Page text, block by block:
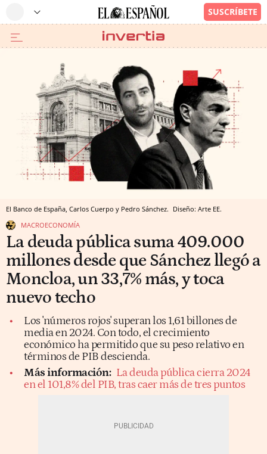
El Banco de España, Carlos Cuerpo y Pedro Sánchez. Diseño: Arte EE.
MACROECONOMÍA
La deuda pública suma 409.000
millones desde que Sánchez llegó a
Moncloa, un 33,7% más, y toca
nuevo techo
Los 'números rojos' superan los 1,61 billones de
media en 2024. Con todo, el crecimiento
económico ha permitido que su peso relativo en
términos de PIB descienda.
Más información: La deuda pública cierra 2024
en el 101,8% del PIB, tras caer más de tres puntos